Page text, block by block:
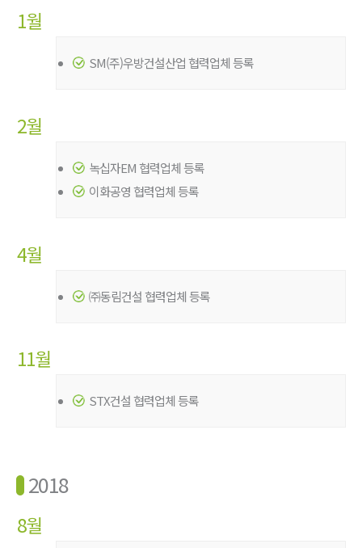
1월
SM(주)우방건설산업 협력업체 등록
2월
녹십자EM 협력업체 등록
이화공영 협력업체 등록
4월
㈜동림건설 협력업체 등록
11월
STX건설 협력업체 등록
2018
8월